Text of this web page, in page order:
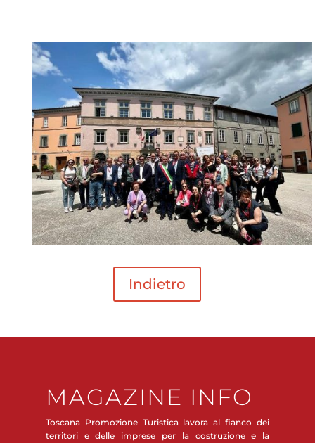
Indietro
MAGAZINE INFO
Toscana Promozione Turistica lavora al fianco dei
territori e delle imprese per la costruzione e la